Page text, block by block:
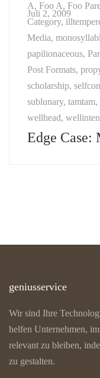
Juli 2, 2009
A, Foo A, Foo
Category,
Media,
papilionaceous,
Post Formats,
scholarship,
sublunary,
wellhead,
Edge Case:
geniusservice
Wir sind Ihre
helfen Unternehmen,
relevant zu bleiben,
zu gestalten.